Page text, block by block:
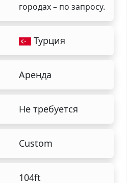
городах – по запросу.
Турция
Аренда
Не требуется
Custom
104ft